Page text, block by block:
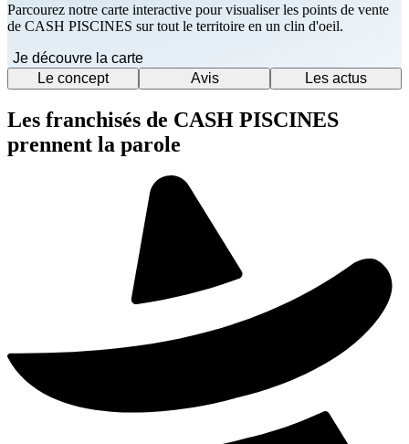
Parcourez notre carte interactive pour visualiser les points de vente
de CASH PISCINES sur tout le territoire en un clin d'oeil.
Je découvre la carte
Le concept
Avis Les actus
Les franchisés de CASH PISCINES
prennent la parole